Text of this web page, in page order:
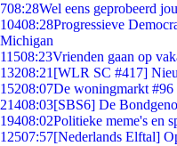
708:28Wel eens geprobeerd
10408:28Progressieve
Michigan
11508:23Vrienden gaan op
13208:21 [WLR SC #417]
15208:07De woningmarkt #96
21408:03[SBS6] De
19408:02Politieke meme's en
12507:57[Nederlands Elftal]